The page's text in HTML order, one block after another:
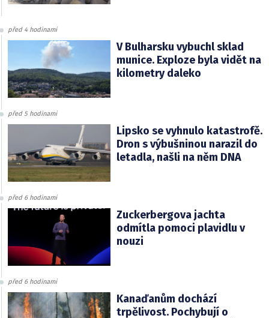
před 4 hodinami
V Bulharsku vybuchl sklad
munice. Exploze byla vidět na
kilometry daleko
před 5 hodinami
Lipsko se vyhnulo katastrofě.
Dron s výbušninou narazil do
letadla, našli na něm DNA
před 6 hodinami
Zuckerbergova jachta
odmítla pomoci plavidlu v
nouzi
před 6 hodinami
Kanaďanům dochází
trpělivost. Pochybují o